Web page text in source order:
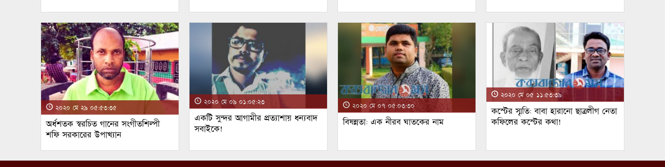
২০২০ মে ২৯ ০৫:৫৩:৩৫
অর্ধশতক স্বরচিত গানের সংগীতশিল্পী
শফি সরকারের উপাখ্যান
২০২০ মে ০৯ ০১:০৫:২৩
একটি সুন্দর আগামীর প্রত্যাশায় ধন্যবাদ
সবাইকে!
২০২০ মে ০৭ ০৫:০৩:৩০
বিষন্নতা: এক নীরব ঘাতকের নাম
২০২০ মে ০৫ ১১:৫৩:৩৯
কস্টের স্মৃতি: বাবা হারানো ছাত্রলীগ নেতা
কফিলের কস্টের কথা!